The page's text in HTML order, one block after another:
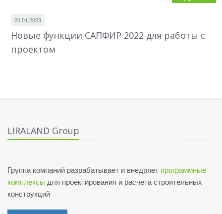
20.01.2023
Новые функции САПФИР 2022 для работы с
проектом
LIRALAND Group
Группа компаний разрабатывает и внедряет программные
комплексы для проектирования и расчета строительных
конструкций